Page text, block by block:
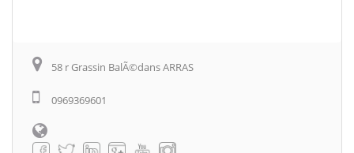
58 r Grassin BalÃ©dans ARRAS
0969369601